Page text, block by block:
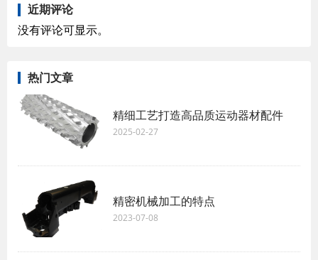
近期评论
没有评论可显示。
热门文章
精细工艺打造高品质运动器材配件
2025-02-27
精密机械加工的特点
2023-07-08